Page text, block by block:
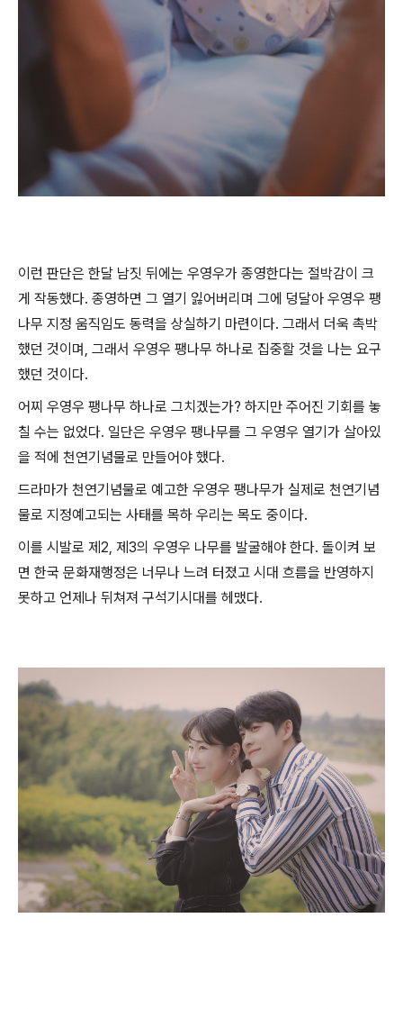
이런 판단은 한달 남짓 뒤에는 우영우가 종영한다는 절박감이 크
게 작동했다. 종영하면 그 열기 잃어버리며 그에 덩달아 우영우 팽
나무 지정 움직임도 동력을 상실하기 마련이다. 그래서 더욱 촉박
했던 것이며, 그래서 우영우 팽나무 하나로 집중할 것을 나는 요구
했던 것이다.
어찌 우영우 팽나무 하나로 그치겠는가? 하지만 주어진 기회를 놓
칠 수는 없었다. 일단은 우영우 팽나무를 그 우영우 열기가 살아있
을 적에 천연기념물로 만들어야 했다.
드라마가 천연기념물로 예고한 우영우 팽나무가 실제로 천연기념
물로 지정예고되는 사태를 목하 우리는 목도 중이다.
이를 시발로 제2, 제3의 우영우 나무를 발굴해야 한다. 돌이켜 보
면 한국 문화재행정은 너무나 느려 터졌고 시대 흐름을 반영하지
못하고 언제나 뒤쳐져 구석기시대를 헤맸다.